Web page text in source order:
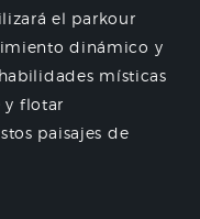
el parkour
dinámico y
místicas
y flotar
paisajes de